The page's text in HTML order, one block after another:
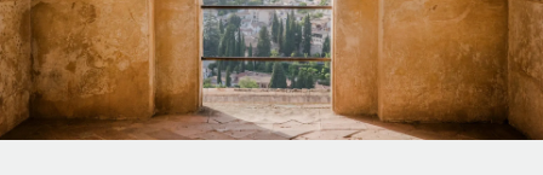
플랫폼
팀을 위한 통합된 핵심 HR 기능
연결 새로운
엔터프라이즈
대기업을 위한 글로벌 HR
REMOTE 파트너 되기
HR 용어집
체크리스트 및 템플릿
직무 설명 라이브러리
Italiano
Português (Portugal)